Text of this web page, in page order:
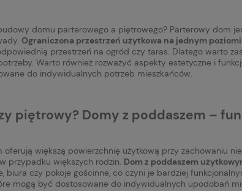
domu parterowego a piętrowego? Parterowy dom
Ograniczona przestrzeń użytkowa na jednym
przestrzeń na ogród czy taras. Dlatego warto
Warto również rozważyć aspekty estetyczne i
do indywidualnych potrzeb mieszkańców.
piętrowy? Domy z poddaszem –
oferują większą powierzchnię użytkową przy zachowaniu
przypadku większych rodzin. Dom z poddaszem
biura czy pokoje gościnne, co czyni je bardziej
mogą być dostosowane do indywidualnych upodobań